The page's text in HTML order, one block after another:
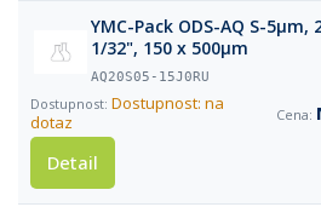
YMC-Pack ODS-AQ S-
1/32", 150 x 500µm
AQ20S05-15J0RU
Dostupnost: na
dotaz
Detail